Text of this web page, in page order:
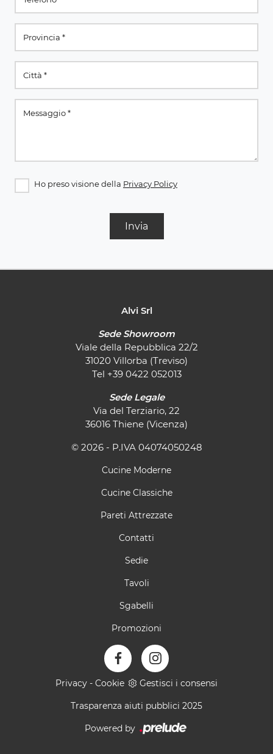
Ho preso visione della Privacy Policy
Invia
Alvi Srl
Sede Showroom
Viale della Repubblica 22/2
31020 Villorba (Treviso)
Tel +39 0422 052013
Sede Legale
Via del Terziario, 22
36016 Thiene (Vicenza)
© 2026 - P.IVA 04074050248
Cucine Moderne
Cucine Classiche
Pareti Attrezzate
Contatti
Sedie
Tavoli
Sgabelli
Promozioni
Privacy - Cookie Gestisci i consensi
Trasparenza aiuti pubblici 2025
Powered by